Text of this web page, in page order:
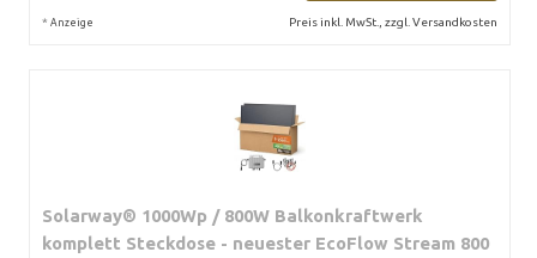
* Anzeige Preis inkl. MwSt., zzgl. Versandkosten
Solarway® 1000Wp / 800W Balkonkraftwerk
komplett Steckdose - neuester EcoFlow Stream 800